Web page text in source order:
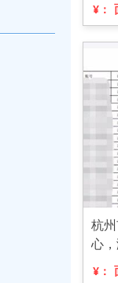
¥：
杭
心
¥：